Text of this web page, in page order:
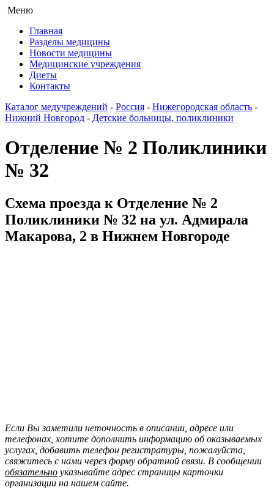
Меню
Главная
Разделы медицины
Новости медицины
Медицинские учреждения
Диеты
Контакты
Каталог медучреждений - Россия - Нижегородская область -
Нижний Новгород - Детские больницы, поликлиники
Отделение № 2 Поликлиники
№ 32
Схема проезда к Отделение № 2
Поликлиники № 32 на ул. Адмирала
Макарова, 2 в Нижнем Новгороде
Если Вы заметили неточность в описании, адресе или
телефонах, хотите дополнить информацию об оказываемых
услугах, добавить телефон регистратуры, пожалуйста,
свяжитесь с нами через форму обратной связи. В сообщении
обязательно указывайте адрес страницы карточки
организации на нашем сайте.